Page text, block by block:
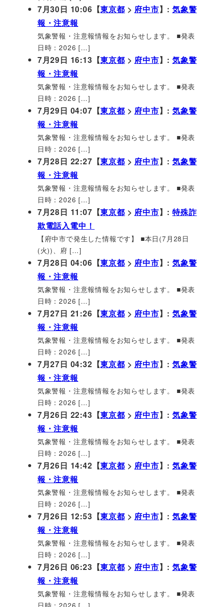
7月30日 10:06【東京都 > 府中市】:気象警
報・注意報
気象警報・注意報情報をお知らせします。 ■発表
日時：2026 […]
7月29日 16:13【東京都 > 府中市】:気象警
報・注意報
気象警報・注意報情報をお知らせします。 ■発表
日時：2026 […]
7月29日 04:07【東京都 > 府中市】:気象警
報・注意報
気象警報・注意報情報をお知らせします。 ■発表
日時：2026 […]
7月28日 22:27【東京都 > 府中市】:気象警
報・注意報
気象警報・注意報情報をお知らせします。 ■発表
日時：2026 […]
7月28日 11:07【東京都 > 府中市】:特殊詐
欺電話入電中！
【府中市で発生した情報です】 ■本日(7月28日
(火))、府 […]
7月28日 04:06【東京都 > 府中市】:気象警
報・注意報
気象警報・注意報情報をお知らせします。 ■発表
日時：2026 […]
7月27日 21:26【東京都 > 府中市】:気象警
報・注意報
気象警報・注意報情報をお知らせします。 ■発表
日時：2026 […]
7月27日 04:32【東京都 > 府中市】:気象警
報・注意報
気象警報・注意報情報をお知らせします。 ■発表
日時：2026 […]
7月26日 22:43【東京都 > 府中市】:気象警
報・注意報
気象警報・注意報情報をお知らせします。 ■発表
日時：2026 […]
7月26日 14:42【東京都 > 府中市】:気象警
報・注意報
気象警報・注意報情報をお知らせします。 ■発表
日時：2026 […]
7月26日 12:53【東京都 > 府中市】:気象警
報・注意報
気象警報・注意報情報をお知らせします。 ■発表
日時：2026 […]
7月26日 06:23【東京都 > 府中市】:気象警
報・注意報
気象警報・注意報情報をお知らせします。 ■発表